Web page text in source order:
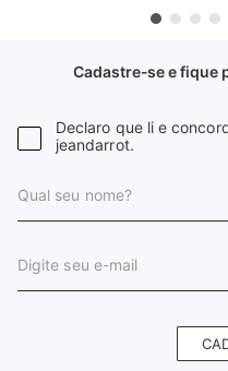
Cadastre-se e fique
Declaro que li e
jeandarrot.